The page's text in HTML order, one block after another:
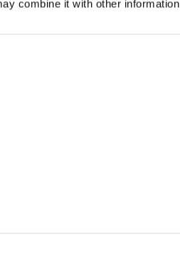
combine it with other